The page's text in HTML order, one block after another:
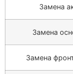
Замена
Замена
Замена